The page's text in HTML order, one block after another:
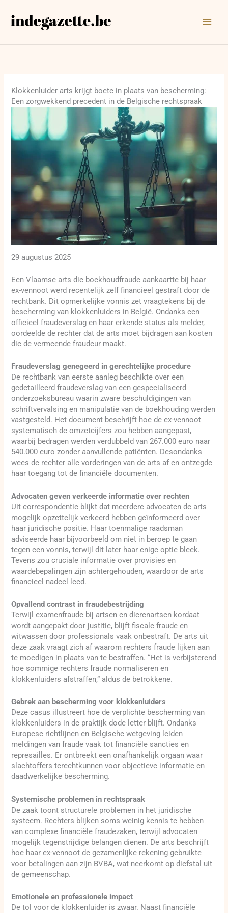
naar
Klokkenluider arts krijgt boete in plaats van bescherming:
Een zorgwekkend precedent in de Belgische rechtspraak
29 augustus 2025
Een Vlaamse arts die boekhoudfraude aankaartte bij haar
ex-vennoot werd recentelijk zelf financieel gestraft door de
rechtbank. Dit opmerkelijke vonnis zet vraagtekens bij de
bescherming van klokkenluiders in België. Ondanks een
officieel fraudeverslag en haar erkende status als melder,
oordeelde de rechter dat de arts moet bijdragen aan kosten
die de vermeende fraudeur maakt.
Fraudeverslag genegeerd in gerechtelijke procedure
De rechtbank van eerste aanleg beschikte over een
gedetailleerd fraudeverslag van een gespecialiseerd
onderzoeksbureau waarin zware beschuldigingen van
schriftvervalsing en manipulatie van de boekhouding werden
vastgesteld. Het document beschrijft hoe de ex-vennoot
systematisch de omzetcijfers zou hebben aangepast,
waarbij bedragen werden verdubbeld van 267.000 euro naar
540.000 euro zonder aanvullende patiënten. Desondanks
wees de rechter alle vorderingen van de arts af en ontzegde
haar toegang tot de financiële documenten.
Advocaten geven verkeerde informatie over rechten
Uit correspondentie blijkt dat meerdere advocaten de arts
mogelijk opzettelijk verkeerd hebben geïnformeerd over
haar juridische positie. Haar toenmalige raadsman
adviseerde haar bijvoorbeeld om niet in beroep te gaan
tegen een vonnis, terwijl dit later haar enige optie bleek.
Tevens zou cruciale informatie over provisies en
waardebepalingen zijn achtergehouden, waardoor de arts
financieel nadeel leed.
Opvallend contrast in fraudebestrijding
Terwijl examenfraude bij artsen en dierenartsen kordaat
wordt aangepakt door justitie, blijft fiscale fraude en
witwassen door professionals vaak onbestraft. De arts uit
deze zaak vraagt zich af waarom rechters fraude lijken aan
te moedigen in plaats van te bestraffen. “Het is verbijsterend
hoe sommige rechters fraude normaliseren en
klokkenluiders afstraffen,” aldus de betrokkene.
Gebrek aan bescherming voor klokkenluiders
Deze casus illustreert hoe de verplichte bescherming van
klokkenluiders in de praktijk dode letter blijft. Ondanks
Europese richtlijnen en Belgische wetgeving leiden
meldingen van fraude vaak tot financiële sancties en
represailles. Er ontbreekt een onafhankelijk orgaan waar
slachtoffers terechtkunnen voor objectieve informatie en
daadwerkelijke bescherming.
Systemische problemen in rechtspraak
De zaak toont structurele problemen in het juridische
systeem. Rechters blijken soms weinig kennis te hebben
van complexe financiële fraudezaken, terwijl advocaten
mogelijk tegenstrijdige belangen dienen. De arts beschrijft
hoe haar ex-vennoot de gezamenlijke rekening gebruikte
voor betalingen aan zijn BVBA, wat neerkomt op diefstal uit
de gemeenschap.
Emotionele en professionele impact
De tol voor de klokkenluider is zwaar. Naast financiële